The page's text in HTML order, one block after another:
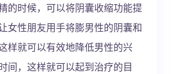
的时候，可以将阴囊收缩功能提
女性朋友用手将膨男性的阴囊和
样就可以有效地降低男性的兴
间，这样就可以起到治疗的目